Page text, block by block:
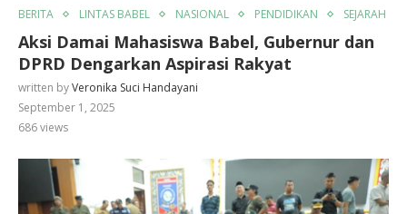
BERITA LINTAS BABEL NASIONAL PENDIDIKAN SEJARAH
Aksi Damai Mahasiswa Babel, Gubernur dan
DPRD Dengarkan Aspirasi Rakyat
written byVeronika Suci Handayani
September 1, 2025
686views